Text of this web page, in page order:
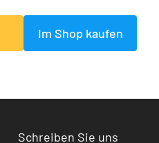
Im Shop kaufen
Schreiben Sie uns